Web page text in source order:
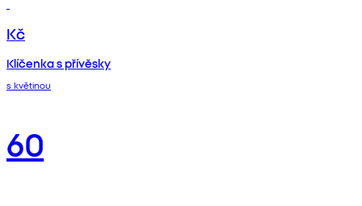
Kč
Klíčenka s přívěsky
s květinou
60